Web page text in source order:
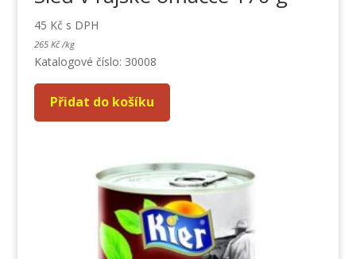
45 Kč s DPH
265 Kč /kg
Katalogové číslo: 30008
Přidat do košíku